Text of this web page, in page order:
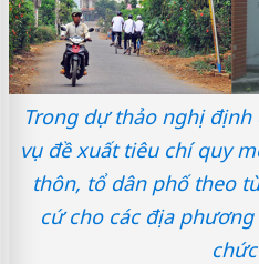
Trong dự thảo nghị
vụ đề xuất tiêu chí quy
thôn, tổ dân phố theo
cứ cho các địa